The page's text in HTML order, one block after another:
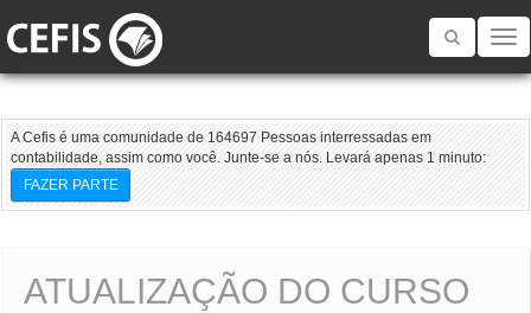
Toggle
A Cefis é uma comunidade de 164697 Pessoas interressadas em
contabilidade, assim como você. Junte-se a nós. Levará apenas 1 minuto:
FAZER PARTE
ATUALIZAÇÃO DO CURSO